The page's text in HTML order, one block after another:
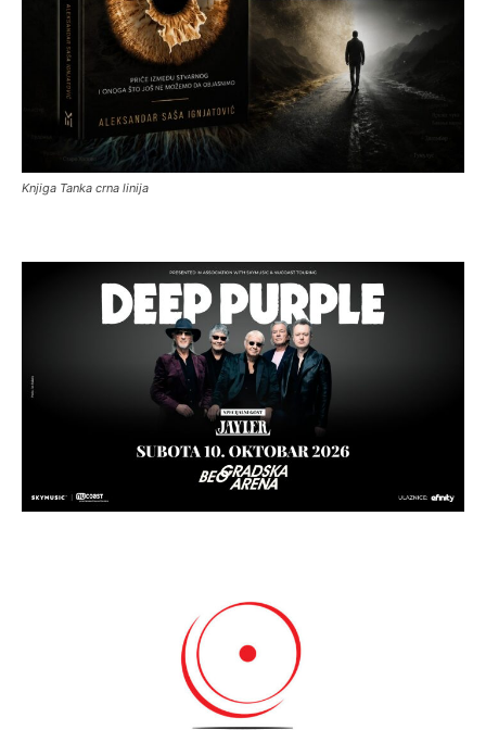
Knjiga Tanka crna linija